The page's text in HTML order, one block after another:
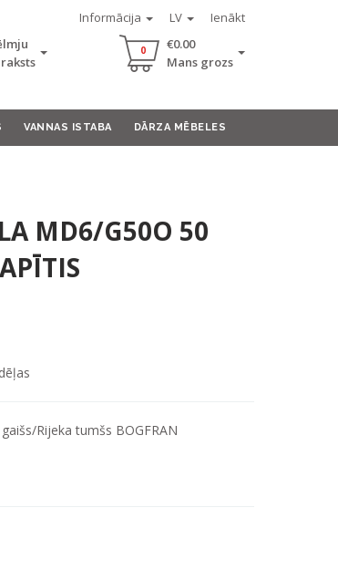
Informācija LV Ienākt
0
€0.00
Mans grozs
VANNAS ISTABA DĀRZA MĒBELES
MD6/G50O 50
Rijeka tumšs BOGFRAN